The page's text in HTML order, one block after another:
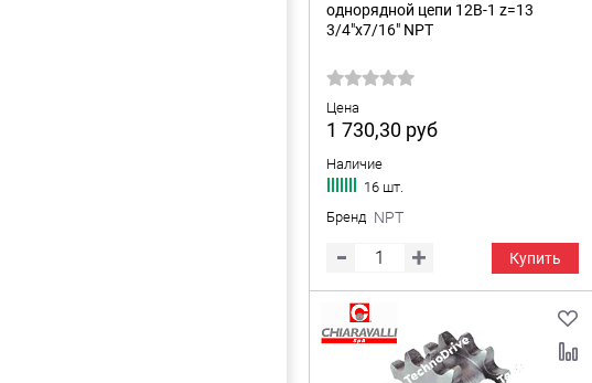
однорядной цепи 12B-1 z=13
3/4"x7/16" NPT
Цена
1 730,30 руб
Наличие
16 шт.
Бренд NPT
Купить